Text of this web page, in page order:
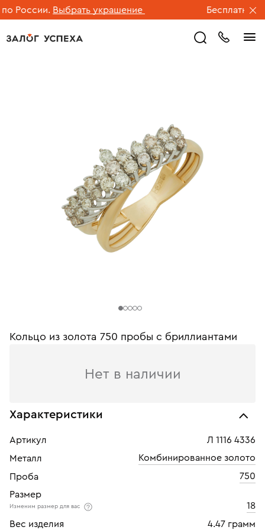
России. Выбрать украшение Бесплатная
Кольцо из золота 750 пробы c бриллиантами
Нет в наличии
Характеристики
Артикул
Л 1116 4336
Металл
Комбинированное золото
Проба
750
Размер
Изменим размер для вас
18
Вес изделия
4.47 грамм